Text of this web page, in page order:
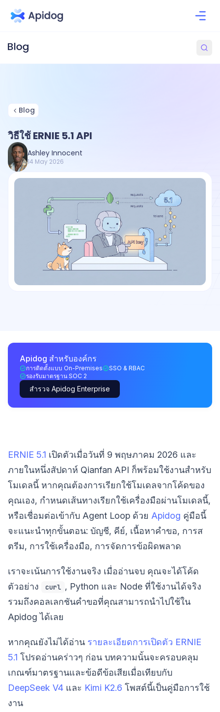
Blog
วิธีใช้ ERNIE 5.1 API
Ashley Innocent
14 May 2026
Apidog สำหรับองค์กร
การติดตั้งแบบ On-Premises
SSO & RBAC
รองรับมาตรฐาน SOC 2
สำรวจ Apidog Enterprise
ERNIE 5.1 เปิดตัวเมื่อวันที่ 9 พฤษภาคม 2026 และ
ภายในหนึ่งสัปดาห์ Qianfan API ก็พร้อมใช้งานสำหรับ
โมเดลนี้ หากคุณต้องการเรียกใช้โมเดลจากโค้ดของ
คุณเอง, กำหนดเส้นทางเรียกใช้เครื่องมือผ่านโมเดลนี้,
หรือเชื่อมต่อเข้ากับ Agent Loop ด้วย Apidog คู่มือนี้
จะแนะนำทุกขั้นตอน: บัญชี, คีย์, เนื้อหาคำขอ, การส
ตรีม, การใช้เครื่องมือ, การจัดการข้อผิดพลาด
เราจะเน้นการใช้งานจริง เมื่ออ่านจบ คุณจะได้โค้ด
ตัวอย่าง
curl , Python และ Node ที่ใช้งานได้จริง
รวมถึงคอลเลกชันคำขอที่คุณสามารถนำไปใช้ใน
Apidog ได้เลย
หากคุณยังไม่ได้อ่าน รายละเอียดการเปิดตัว ERNIE
5.1 โปรดอ่านคร่าวๆ ก่อน บทความนั้นจะครอบคลุม
เกณฑ์มาตรฐานและข้อดีข้อเสียเมื่อเทียบกับ
DeepSeek V4 และ Kimi K2.6 โพสต์นี้เป็นคู่มือการใช้
งาน